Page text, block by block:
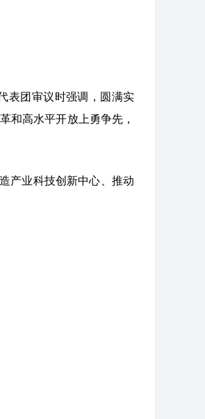
表团审议时强调，圆满实
和高水平开放上勇争先，
产业科技创新中心、推动